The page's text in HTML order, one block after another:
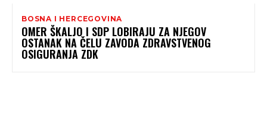
BOSNA I HERCEGOVINA
OMER ŠKALJO I SDP LOBIRAJU ZA NJEGOV
OSTANAK NA ČELU ZAVODA ZDRAVSTVENOG
OSIGURANJA ZDK